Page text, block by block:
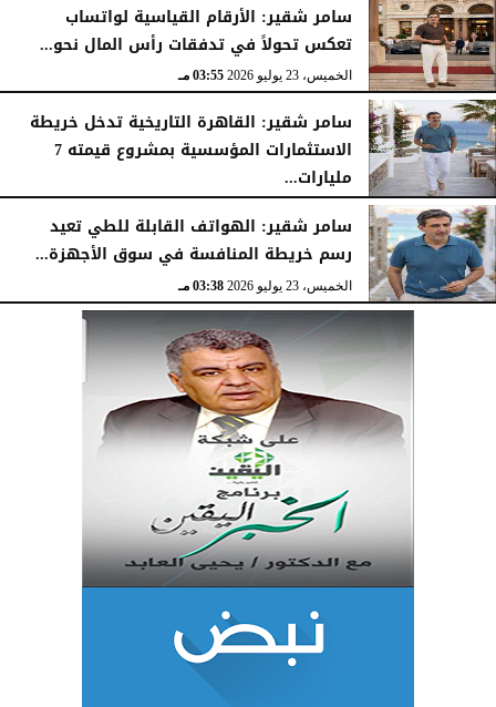
سامر شقير: الأرقام القياسية لواتساب
تعكس تحولاً في تدفقات رأس المال نحو...
الخميس، 23 يوليو 2026 03:55 مـ
سامر شقير: القاهرة التاريخية تدخل خريطة
الاستثمارات المؤسسية بمشروع قيمته 7
مليارات...
الخميس، 23 يوليو 2026
سامر شقير: الهواتف القابلة للطي تعيد
رسم خريطة المنافسة في سوق الأجهزة...
الخميس، 23 يوليو 2026 03:38 مـ